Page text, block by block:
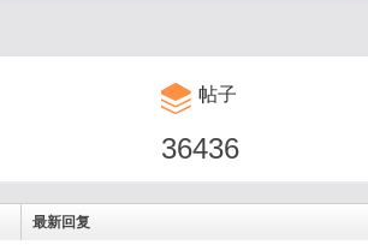
帖子
36436
最新回复